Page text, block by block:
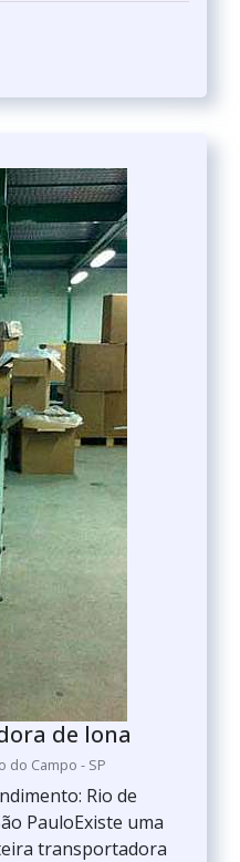
de lona
do Campo - SP
Rio de
PauloExiste uma
transportadora